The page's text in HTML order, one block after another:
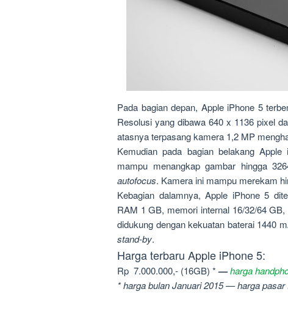
Pada bagian depan, Apple iPhone 5
Resolusi yang dibawa 640 x 1136 pixel
atasnya terpasang kamera 1,2 MP
Kemudian pada bagian belakang
mampu menangkap gambar hingga
autofocus. Kamera ini mampu merekam
Kebagian dalamnya, Apple iPhone 5
RAM 1 GB, memori internal 16/32/64
didukung dengan kekuatan baterai 1440
stand-by.
Harga terbaru Apple iPhone 5:
Rp 7.000.000,- (16GB) * —harga
* harga bulan Januari 2015 — harga pasar